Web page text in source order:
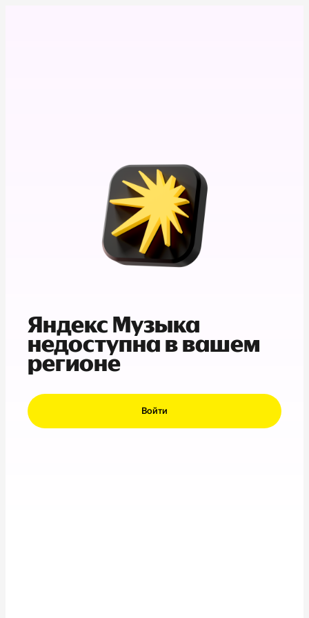
Яндекс Музыка
недоступна в вашем
регионе
Войти